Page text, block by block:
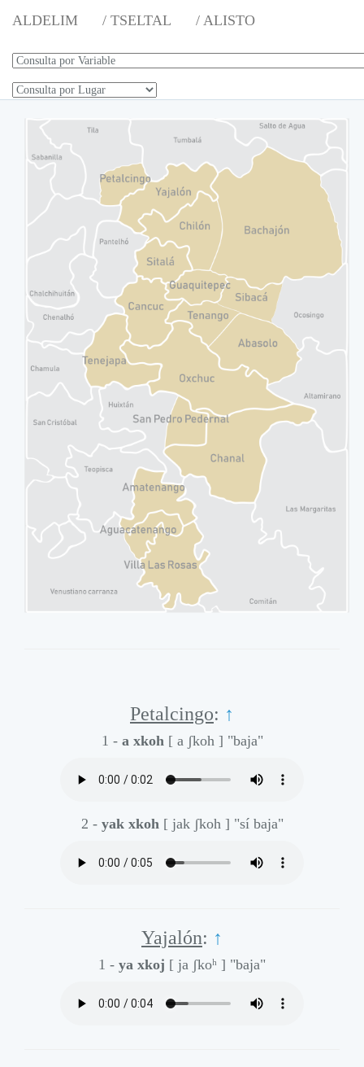
ALDELIM / TSELTAL / ALISTO
Petalcingo: ↑
1 - a xkoh [ a ʃkoh ] "baja"
2 - yak xkoh [ jak ʃkoh ] "sí baja"
Yajalón: ↑
1 - ya xkoj [ ja ʃkoʰ ] "baja"